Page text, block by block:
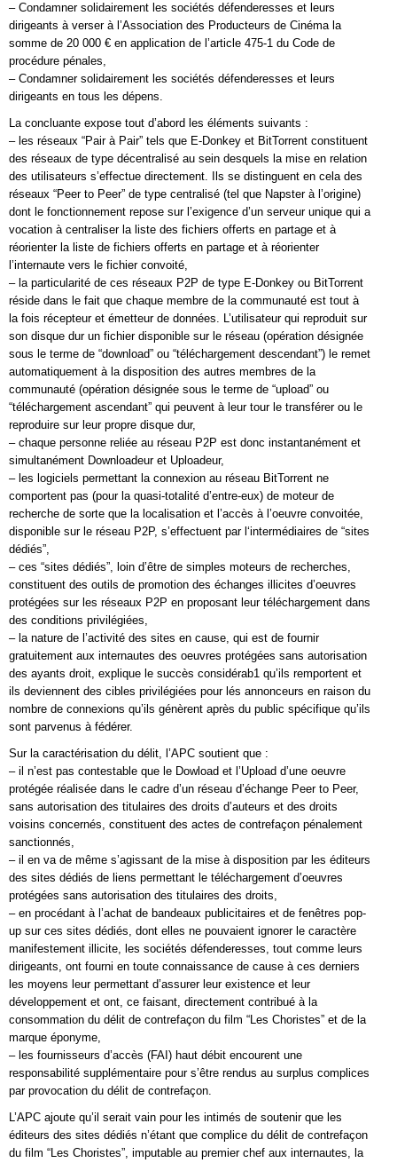
– Condamner solidairement les sociétés défenderesses et leurs
dirigeants à verser à l’Association des Producteurs de Cinéma la
somme de 20 000 € en application de l’article 475-1 du Code de
procédure pénales,
– Condamner solidairement les sociétés défenderesses et leurs
dirigeants en tous les dépens.
La concluante expose tout d’abord les éléments suivants :
– les réseaux “Pair à Pair” tels que E-Donkey et BitTorrent constituent
des réseaux de type décentralisé au sein desquels la mise en relation
des utilisateurs s’effectue directement. Ils se distinguent en cela des
réseaux “Peer to Peer” de type centralisé (tel que Napster à l’origine)
dont le fonctionnement repose sur l’exigence d’un serveur unique qui a
vocation à centraliser la liste des fichiers offerts en partage et à
réorienter la liste de fichiers offerts en partage et à réorienter
l’internaute vers le fichier convoité,
– la particularité de ces réseaux P2P de type E-Donkey ou BitTorrent
réside dans le fait que chaque membre de la communauté est tout à
la fois récepteur et émetteur de données. L’utilisateur qui reproduit sur
son disque dur un fichier disponible sur le réseau (opération désignée
sous le terme de “download” ou “téléchargement descendant”) le remet
automatiquement à la disposition des autres membres de la
communauté (opération désignée sous le terme de “upload” ou
“téléchargement ascendant” qui peuvent à leur tour le transférer ou le
reproduire sur leur propre disque dur,
– chaque personne reliée au réseau P2P est donc instantanément et
simultanément Downloadeur et Uploadeur,
– les logiciels permettant la connexion au réseau BitTorrent ne
comportent pas (pour la quasi-totalité d’entre-eux) de moteur de
recherche de sorte que la localisation et l’accès à l’oeuvre convoitée,
disponible sur le réseau P2P, s’effectuent par l‘intermédiaires de “sites
dédiés”,
– ces “sites dédiés”, loin d’être de simples moteurs de recherches,
constituent des outils de promotion des échanges illicites d’oeuvres
protégées sur les réseaux P2P en proposant leur téléchargement dans
des conditions privilégiées,
– la nature de l’activité des sites en cause, qui est de fournir
gratuitement aux internautes des oeuvres protégées sans autorisation
des ayants droit, explique le succès considérab1 qu’ils remportent et
ils deviennent des cibles privilégiées pour lés annonceurs en raison du
nombre de connexions qu’ils génèrent après du public spécifique qu’ils
sont parvenus à fédérer.
Sur la caractérisation du délit, l’APC soutient que :
– il n’est pas contestable que le Dowload et l’Upload d’une oeuvre
protégée réalisée dans le cadre d’un réseau d’échange Peer to Peer,
sans autorisation des titulaires des droits d’auteurs et des droits
voisins concernés, constituent des actes de contrefaçon pénalement
sanctionnés,
– il en va de même s’agissant de la mise à disposition par les éditeurs
des sites dédiés de liens permettant le téléchargement d’oeuvres
protégées sans autorisation des titulaires des droits,
– en procédant à l’achat de bandeaux publicitaires et de fenêtres pop-
up sur ces sites dédiés, dont elles ne pouvaient ignorer le caractère
manifestement illicite, les sociétés défenderesses, tout comme leurs
dirigeants, ont fourni en toute connaissance de cause à ces derniers
les moyens leur permettant d’assurer leur existence et leur
développement et ont, ce faisant, directement contribué à la
consommation du délit de contrefaçon du film “Les Choristes” et de la
marque éponyme,
– les fournisseurs d’accès (FAI) haut débit encourent une
responsabilité supplémentaire pour s’être rendus au surplus complices
par provocation du délit de contrefaçon.
L’APC ajoute qu’il serait vain pour les intimés de soutenir que les
éditeurs des sites dédiés n’étant que complice du délit de contrefaçon
du film “Les Choristes”, imputable au premier chef aux internautes, la